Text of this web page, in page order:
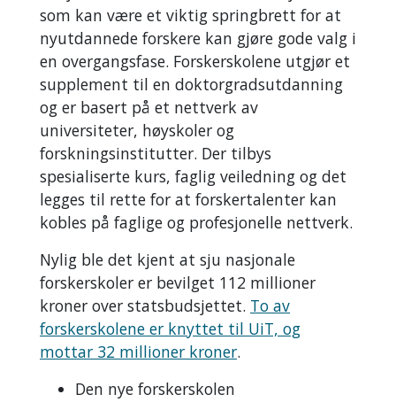
som kan være et viktig springbrett for at
nyutdannede forskere kan gjøre gode valg i
en overgangsfase. Forskerskolene utgjør et
supplement til en doktorgradsutdanning
og er basert på et nettverk av
universiteter, høyskoler og
forskningsinstitutter. Der tilbys
spesialiserte kurs, faglig veiledning og det
legges til rette for at forskertalenter kan
kobles på faglige og profesjonelle nettverk.
Nylig ble det kjent at sju nasjonale
forskerskoler er bevilget 112 millioner
kroner over statsbudsjettet. To av
forskerskolene er knyttet til UiT, og
mottar 32 millioner kroner.
Den nye forskerskolen